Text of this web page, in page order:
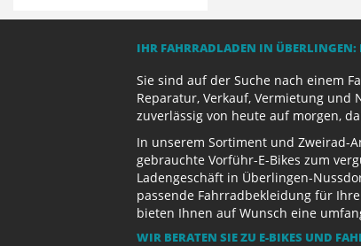
IHR FAHRRADLADEN IN ÜBERLINGEN:
Sie sind auf der Suche nach einem
Reparatur, Verkauf, Vermietung
zuverlässig von heute auf morgen,
In unserem Sortiment und Zweirad-
gebrauchte Vorführ-E-Bikes zum
Ladengeschäft in Überlingen-
passende Fahrradbekleidung für
bieten Ihnen auf Wunsch eine
WIR BERATEN SIE ZU E-BIKES UND